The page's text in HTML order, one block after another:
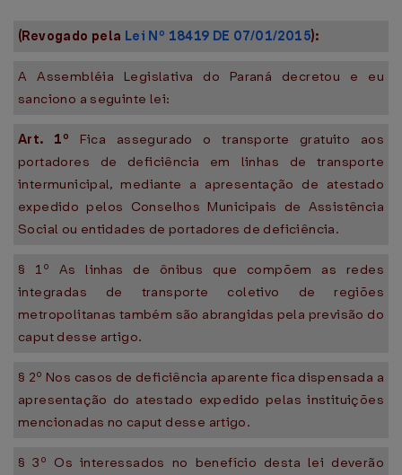
(Revogado pela Lei Nº 18419 DE 07/01/2015):
A Assembléia Legislativa do Paraná decretou e eu
sanciono a seguinte lei:
Art. 1º Fica assegurado o transporte gratuito aos
portadores de deficiência em linhas de transporte
intermunicipal, mediante a apresentação de atestado
expedido pelos Conselhos Municipais de Assistência
Social ou entidades de portadores de deficiência.
§ 1º As linhas de ônibus que compõem as redes
integradas de transporte coletivo de regiões
metropolitanas também são abrangidas pela previsão do
caput desse artigo.
§ 2º Nos casos de deficiência aparente fica dispensada a
apresentação do atestado expedido pelas instituições
mencionadas no caput desse artigo.
§ 3º Os interessados no benefício desta lei deverão